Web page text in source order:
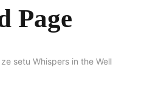
Page
setu Whispers in the Well